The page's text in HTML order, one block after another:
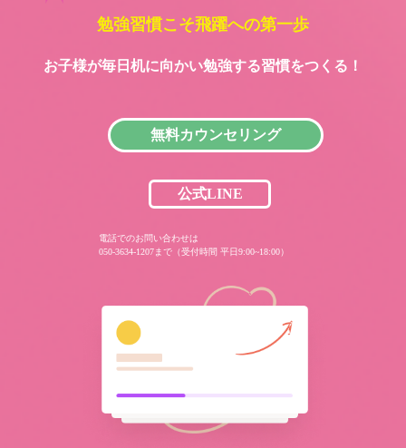
勉強習慣こそ飛躍への第一歩
お子様が毎日机に向かい勉強する習慣をつくる！
無料カウンセリング
公式LINE
電話でのお問い合わせは
050-3634-1207まで（受付時間 平日9:00~18:00）